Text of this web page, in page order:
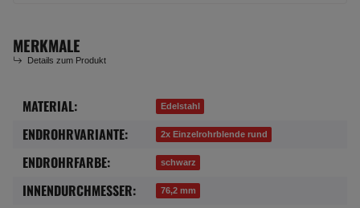
MERKMALE
Details zum Produkt
Produkteigenschaft
Wert
MATERIAL: Edelstahl
ENDROHRVARIANTE: 2x Einzelrohrblende rund
ENDROHRFARBE: schwarz
INNENDURCHMESSER: 76,2 mm